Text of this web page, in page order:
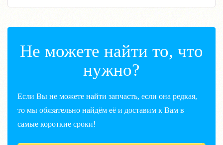
Не можете найти то, что
нужно?
Если Вы не можете найти запчасть, если она редкая,
то мы обязательно найдём её и доставим к Вам в
самые короткие сроки!